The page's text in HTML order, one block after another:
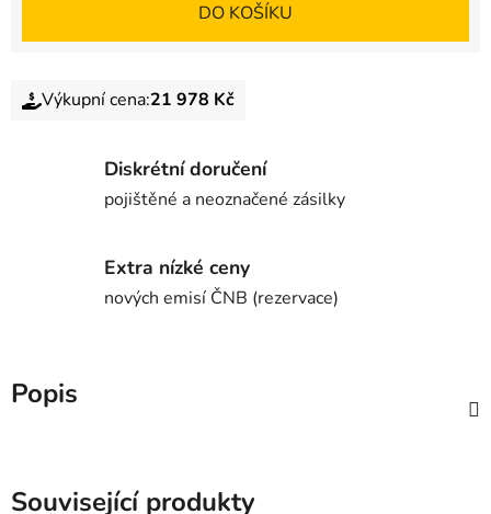
DO KOŠÍKU
Výkupní cena:21 978 Kč
Diskrétní doručení
pojištěné a neoznačené zásilky
Extra nízké ceny
nových emisí ČNB (rezervace)
Popis
Související produkty